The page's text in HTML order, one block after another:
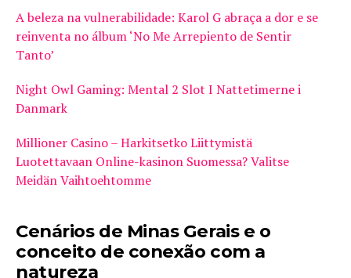
A beleza na vulnerabilidade: Karol G abraça a dor e se
reinventa no álbum ‘No Me Arrepiento de Sentir
Tanto’
Night Owl Gaming: Mental 2 Slot I Nattetimerne i
Danmark
Millioner Casino – Harkitsetko Liittymistä
Luotettavaan Online-kasinon Suomessa? Valitse
Meidän Vaihtoehtomme
Cenários de Minas Gerais e o
conceito de conexão com a
natureza